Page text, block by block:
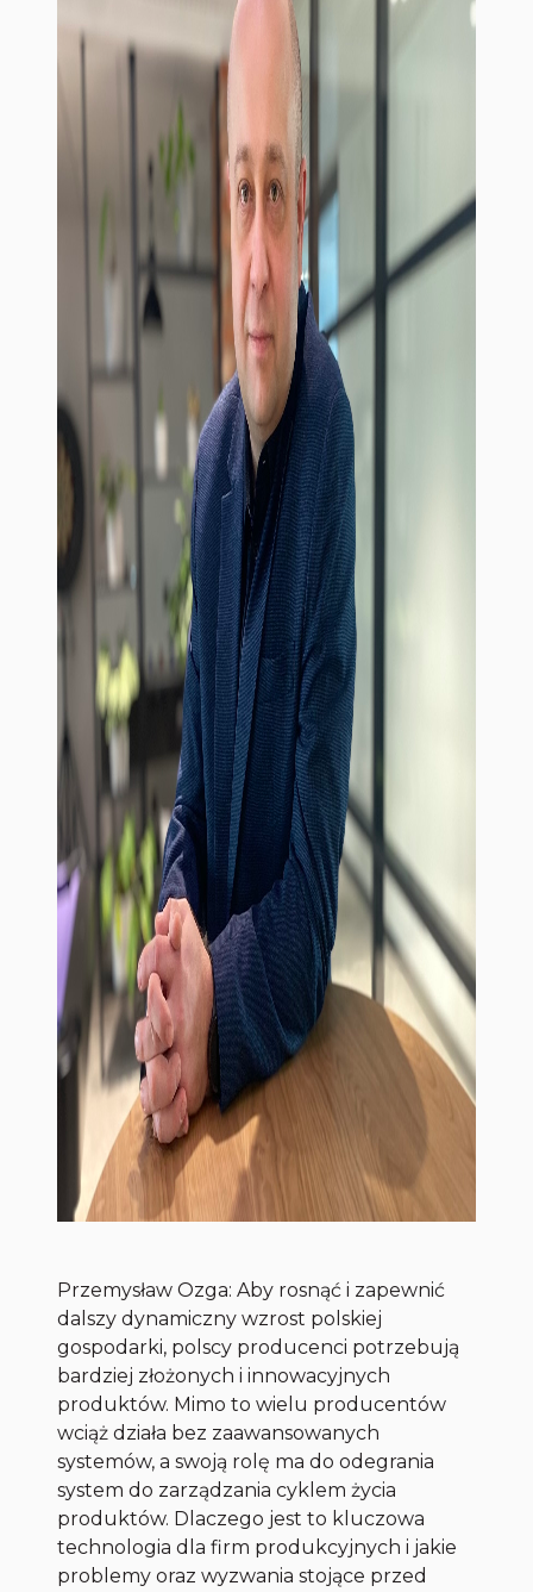
Przemysław Ozga: Aby rosnąć i zapewnić
dalszy dynamiczny wzrost polskiej
gospodarki, polscy producenci potrzebują
bardziej złożonych i innowacyjnych
produktów. Mimo to wielu producentów
wciąż działa bez zaawansowanych
systemów, a swoją rolę ma do odegrania
system do zarządzania cyklem życia
produktów. Dlaczego jest to kluczowa
technologia dla firm produkcyjnych i jakie
problemy oraz wyzwania stojące przed